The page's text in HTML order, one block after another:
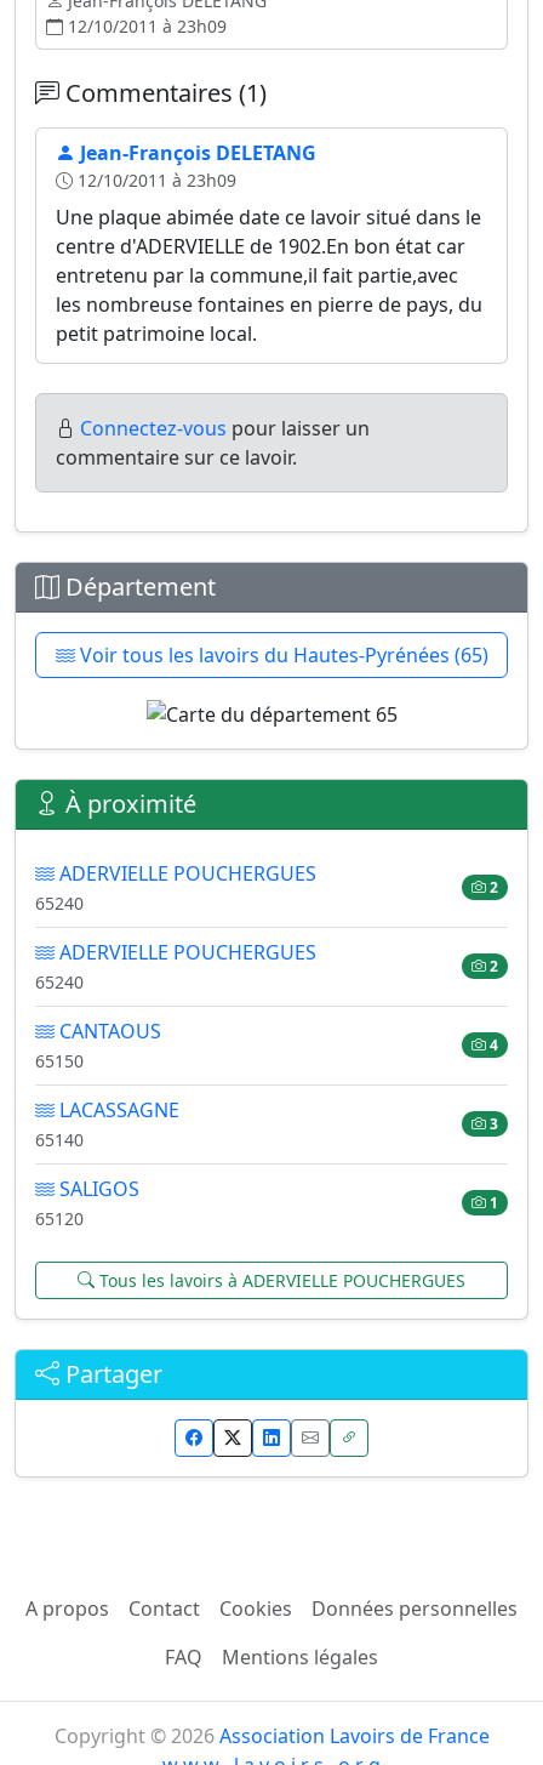
12/10/2011 à 23h09
Commentaires (1)
Jean-François DELETANG
12/10/2011 à 23h09
Une plaque abimée date ce lavoir situé dans le
centre d'ADERVIELLE de 1902.En bon état car
entretenu par la commune,il fait partie,avec
les nombreuse fontaines en pierre de pays, du
petit patrimoine local.
Connectez-vous pour laisser un
commentaire sur ce lavoir.
Département
Voir tous les lavoirs du Hautes-Pyrénées (65)
À proximité
ADERVIELLE POUCHERGUES
65240
2
ADERVIELLE POUCHERGUES
65240
2
CANTAOUS
65150
4
LACASSAGNE
65140
3
SALIGOS
65120
1
Tous les lavoirs à ADERVIELLE POUCHERGUES
Partager
A propos Contact Cookies
Données personnelles
FAQ
Mentions légales
Copyright © 2026Association Lavoirs de France